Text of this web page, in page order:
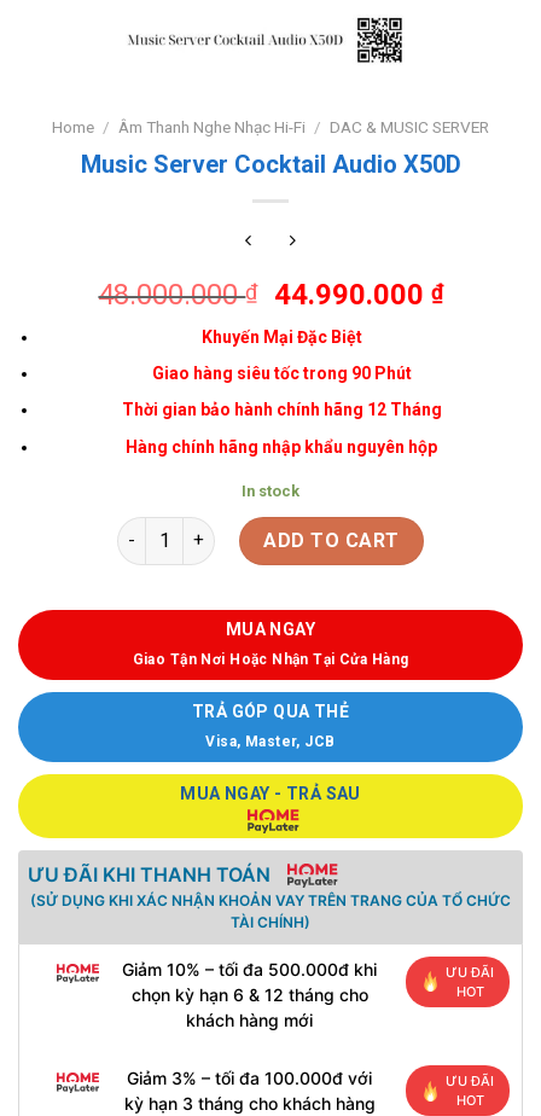
Home / Âm Thanh Nghe Nhạc Hi-Fi / DAC & MUSIC SERVER
Music Server Cocktail Audio X50D
48.000.000₫ 44.990.000 ₫
Khuyến Mại Đặc Biệt
Giao hàng siêu tốc trong 90 Phút
Thời gian bảo hành chính hãng 12 Tháng
Hàng chính hãng nhập khẩu nguyên hộp
In stock
ADD TO CART
MUA NGAY
Giao Tận Nơi Hoặc Nhận Tại Cửa Hàng
TRẢ GÓP QUA THẺ
Visa, Master, JCB
MUA NGAY - TRẢ SAU
ƯU ĐÃI KHI THANH TOÁN
(SỬ DỤNG KHI XÁC NHẬN KHOẢN VAY TRÊN TRANG CỦA TỔ CHỨC
TÀI CHÍNH)
Giảm 10% – tối đa 500.000đ khi
chọn kỳ hạn 6 & 12 tháng cho
khách hàng mới
ƯU ĐÃI
HOT
Giảm 3% – tối đa 100.000đ với
kỳ hạn 3 tháng cho khách hàng
ƯU ĐÃI
HOT